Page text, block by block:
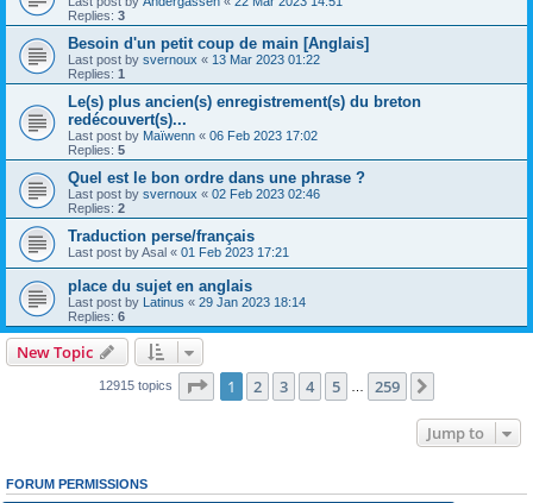
Replies: 3
Besoin d'un petit coup de main [Anglais]
Last post by svernoux « 13 Mar 2023 01:22
Replies: 1
Le(s) plus ancien(s) enregistrement(s) du breton
redécouvert(s)...
Last post by Maïwenn « 06 Feb 2023 17:02
Replies: 5
Quel est le bon ordre dans une phrase ?
Last post by svernoux « 02 Feb 2023 02:46
Replies: 2
Traduction perse/français
Last post byAsal « 01 Feb 2023 17:21
place du sujet en anglais
Last post by Latinus « 29 Jan 2023 18:14
Replies: 6
New Topic
12915 topics Page 1of 259
1 2 3 4 5 259
Jump to
FORUM PERMISSIONS